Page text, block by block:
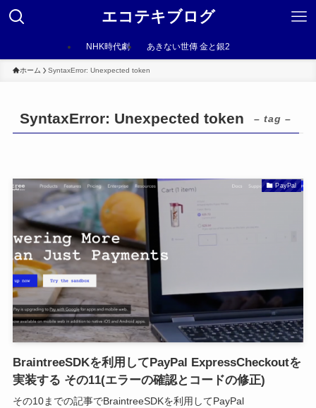
エコテキブログ
NHK時代劇 あきない世傳 金と銀2
ホーム SyntaxError: Unexpected token
SyntaxError: Unexpected token – tag –
PayPal
BraintreeSDKを利用してPayPal ExpressCheckoutを
実装する その11(エラーの確認とコードの修正)
その10までの記事でBraintreeSDKを利用してPayPal